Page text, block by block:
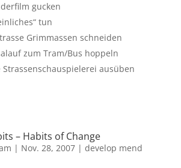
gucken
tun
Grimmassen schneiden
zum Tram/Bus hoppeln
Strassenschauspielerei ausüben
– Habits of Change
| Nov. 28, 2007| develop mend